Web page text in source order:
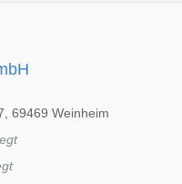
69469 Weinheim